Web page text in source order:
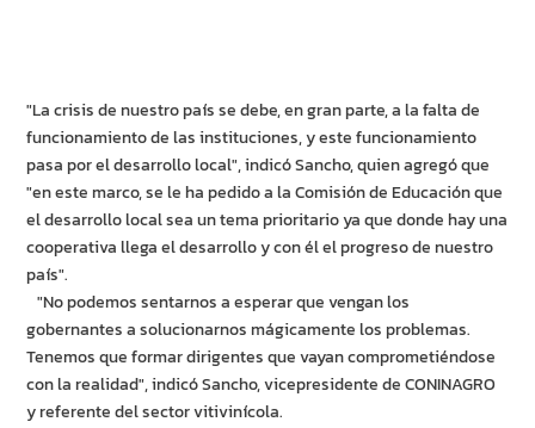
"La crisis de nuestro país se debe, en gran parte, a la falta de
funcionamiento de las instituciones, y este funcionamiento
pasa por el desarrollo local", indicó Sancho, quien agregó que
"en este marco, se le ha pedido a la Comisión de Educación que
el desarrollo local sea un tema prioritario ya que donde hay una
cooperativa llega el desarrollo y con él el progreso de nuestro
país".
"No podemos sentarnos a esperar que vengan los
gobernantes a solucionarnos mágicamente los problemas.
Tenemos que formar dirigentes que vayan comprometiéndose
con la realidad", indicó Sancho, vicepresidente de CONINAGRO
y referente del sector vitivinícola.